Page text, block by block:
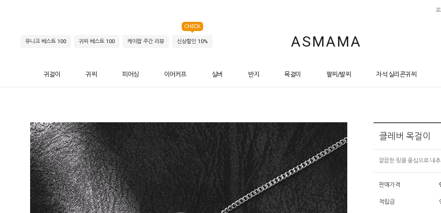
ASMAMA
유니크 베스트 100 귀찌 베스트 100 케이팝 주간 리뷰 신상할인 10%
CHECK
귀걸이 귀찌 피어싱 이어커프 실버 반지 목걸이 팔찌/발찌 자석 실리콘귀찌
클레버 목걸이
깔끔한 링을 중심으로 내
판매가격
적립금